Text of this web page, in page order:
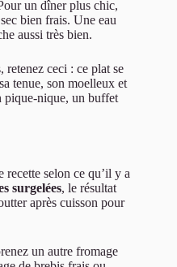
un dîner plus chic,
bien frais. Une eau
aussi très bien.
retenez ceci : ce plat se
tenue, son moelleux et
pique-nique, un buffet
recette selon ce qu’il y a
surgelées, le résultat
après cuisson pour
un autre fromage